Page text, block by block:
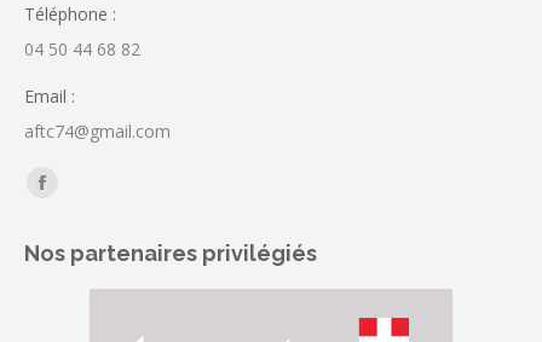
Téléphone :
04 50 44 68 82
Email :
aftc74@gmail.com
Trouvez nous sur :
La
Facebook
s'ouvre
Nos partenaires privilégiés